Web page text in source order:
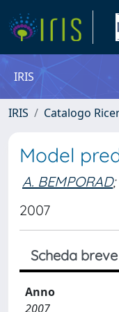
IRIS
IRIS Catalogo
Model
A. BEMPORAD;
2007
Scheda breve
Anno
2007